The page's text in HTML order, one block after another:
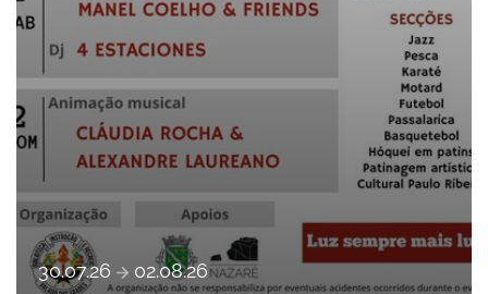
30.07.26 a 02.08.26